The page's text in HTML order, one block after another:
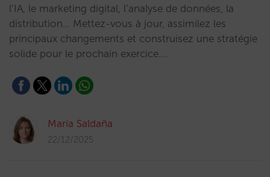
l’IA, le marketing digital, l’analyse de données, la
distribution… Mettez-vous à jour, assimilez les
principaux changements et construisez une stratégie
solide pour le prochain exercice.…
María Saldaña
22/12/2025